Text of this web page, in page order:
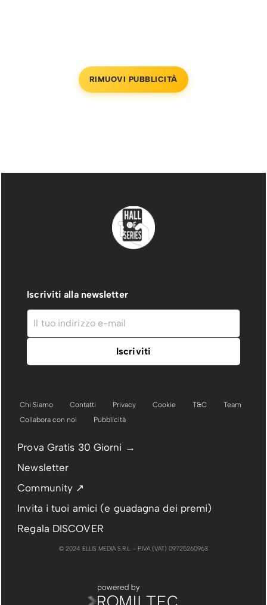
RIMUOVI PUBBLICITÀ
Iscriviti alla newsletter
Chi Siamo Contatti Privacy Cookie T&C
Team
Collabora con noi
Pubblicità
Prova Gratis 30 Giorni →
Newsletter
Community ↗
Invita i tuoi amici (e guadagna dei premi)
Regala DISCOVER
© 2024 ELLIS MEDIA S.R.L. - P.IVA (VAT) 09725260963